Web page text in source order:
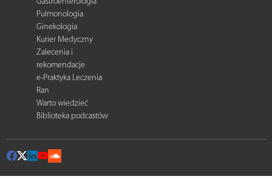
Pulmonologia
Ginekologia
Kurier Medyczny
Zalecenia i
rekomendacje
e-Praktyka Leczenia
Ran
Warto wiedzieć
Biblioteka podcastów